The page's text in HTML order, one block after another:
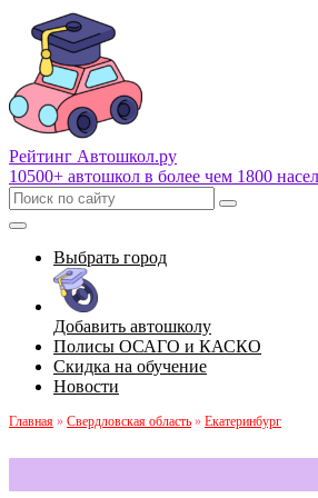
Рейтинг Автошкол.ру
10500+ автошкол в более чем 1800
Выбрать город
Добавить автошколу
Полисы ОСАГО и КАСКО
Скидка на обучение
Новости
Главная » Свердловская область » Екатеринбург